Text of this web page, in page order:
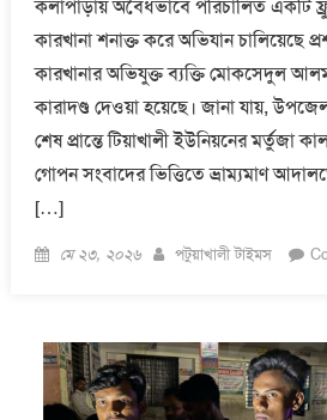
কলাপাড়ায় অবৈধভাবে পরিচালিত একটি
কারখানা শনাক্ত করে অভিযান চালিয়েছে
কারখানার অভিযুক্ত ব্যক্তি মোকসেদুল
কারাদণ্ড দেওয়া হয়েছে। জানা যায়,
শেষ প্রান্তে টিয়াখালী ইউনিয়নের মর্তুজা
গোপন সংবাদের ভিত্তিতে ভ্রাম্যমাণ
[…]
Posted
মে ২৩, ২০২৬ Author
পটুয়াখালী টাইমস